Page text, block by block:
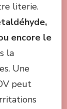
literie.
encore le
la
Une
peut